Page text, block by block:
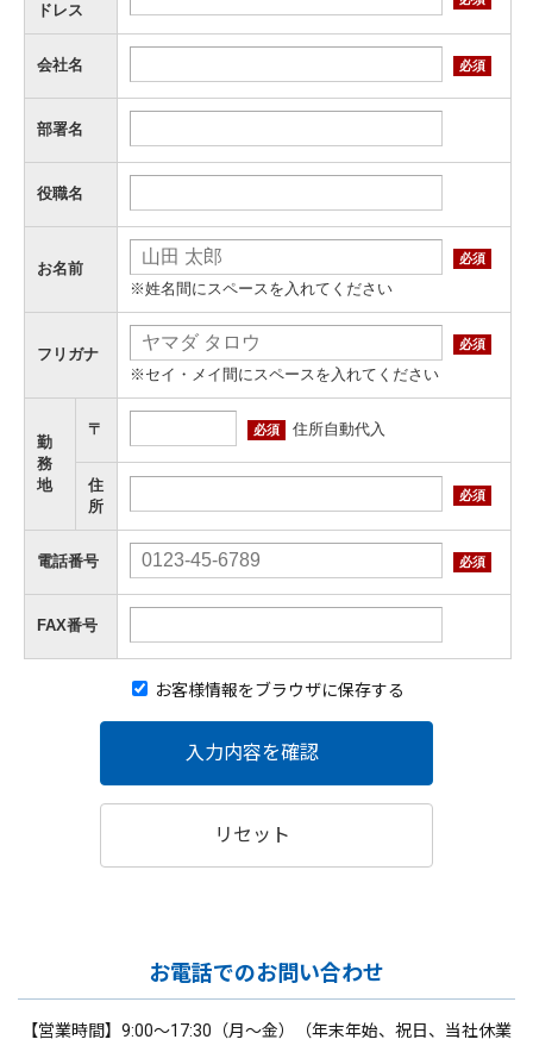
ドレス
会社名 必須
部署名
役職名
お名前
必須
※姓名間にスペースを入れてください
フリガナ
必須
※セイ・メイ間にスペースを入れてください
勤
務
地
〒 必須 住所自動代入
住
所
必須
電話番号 必須
FAX番号
お客様情報をブラウザに保存する
入力内容を確認
リセット
お電話でのお問い合わせ
【営業時間】9:00～17:30（月～金）（年末年始、祝日、当社休業